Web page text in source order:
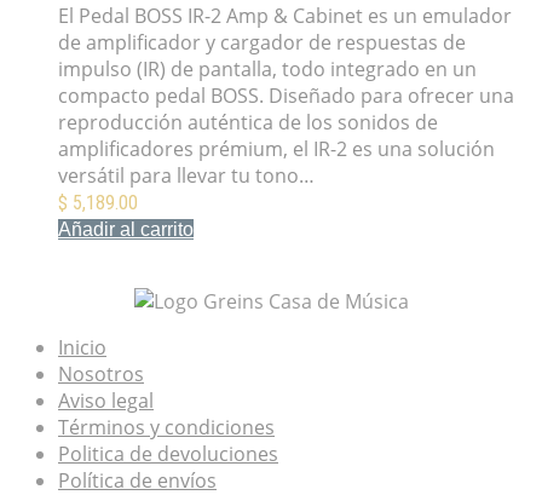
El Pedal BOSS IR-2 Amp & Cabinet es un emulador
de amplificador y cargador de respuestas de
impulso (IR) de pantalla, todo integrado en un
compacto pedal BOSS. Diseñado para ofrecer una
reproducción auténtica de los sonidos de
amplificadores prémium, el IR-2 es una solución
versátil para llevar tu tono…
$ 5,189.00
Añadir al carrito
Inicio
Nosotros
Aviso legal
Términos y condiciones
Politica de devoluciones
Política de envíos